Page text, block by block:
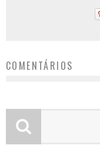
COMENTÁRIOS